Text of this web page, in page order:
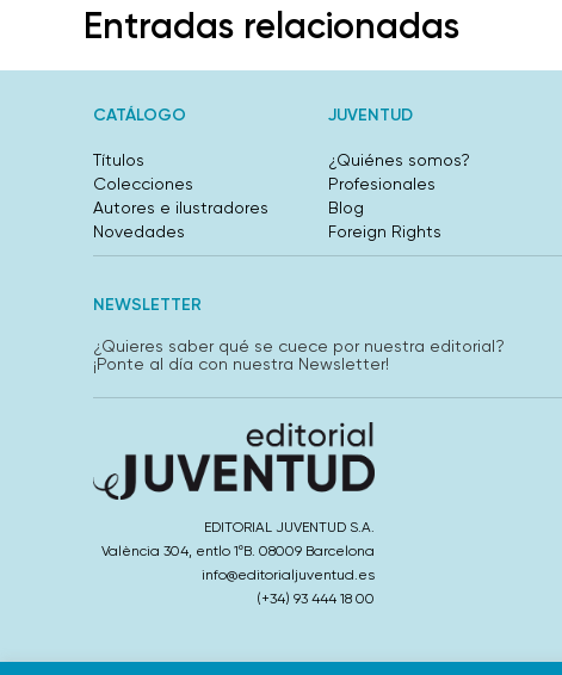
Entradas relacionadas
CATÁLOGO
Títulos
Colecciones
Autores e ilustradores
Novedades
JUVENTUD
¿Quiénes somos?
Profesionales
Blog
Foreign Rights
NEWSLETTER
¿Quieres saber qué se cuece por nuestra editorial?
¡Ponte al día con nuestra Newsletter!
EDITORIAL JUVENTUD S.A.
València 304, entlo 1ºB. 08009 Barcelona
info@editorialjuventud.es
(+34) 93 444 18 00